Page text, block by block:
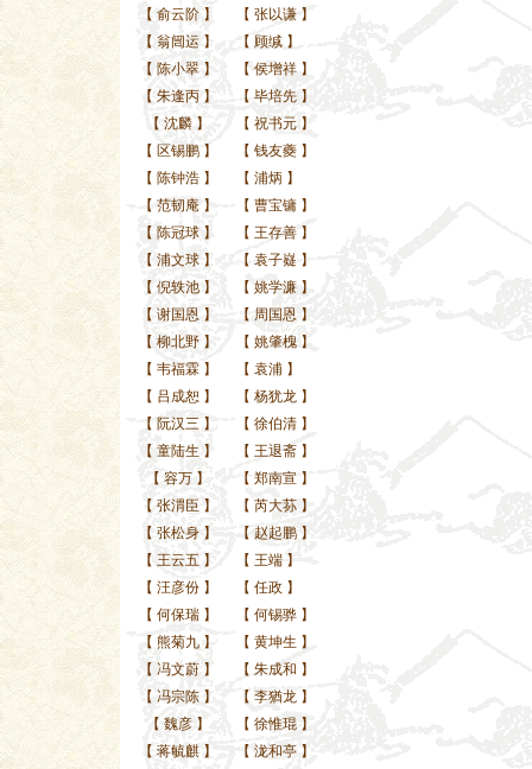
【 俞云阶 】 【 张以谦 】
【 翁闿运 】 【 顾缄 】
【 陈小翠 】 【 侯增祥 】
【 朱逢丙 】 【 毕培先 】
【 沈麟 】 【 祝书元 】
【 区锡鹏 】 【 钱友夔 】
【 陈钟浩 】 【 浦炳 】
【 范韧庵 】 【 曹宝镛 】
【 陈冠球 】 【 王存善 】
【 浦文球 】 【 袁子嶷 】
【 倪轶池 】 【 姚学濂 】
【 谢国恩 】 【 周国恩 】
【 柳北野 】 【 姚肇槐 】
【 韦福霖 】 【 袁浦 】
【 吕成恕 】 【 杨犹龙 】
【 阮汉三 】 【 徐伯清 】
【 童陆生 】 【 王退斋 】
【 容万 】 【 郑南宣 】
【 张渭臣 】 【 芮大荪 】
【 张松身 】 【 赵起鹏 】
【 王云五 】 【 王端 】
【 汪彦份 】 【 任政 】
【 何保瑞 】 【 何锡骅 】
【 熊菊九 】 【 黄坤生 】
【 冯文蔚 】 【 朱成和 】
【 冯宗陈 】 【 李猶龙 】
【 魏彦 】 【 徐惟琨 】
【 蒋毓麒 】 【 泷和亭 】